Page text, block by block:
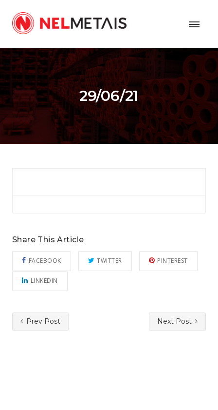
29/06/21
Share This Article
FACEBOOK TWITTER PINTEREST
LINKEDIN
Prev Post Next Post